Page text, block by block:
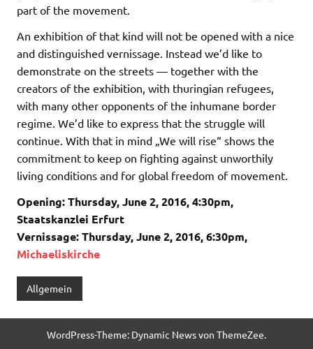
part of the movement.
An exhibition of that kind will not be opened with a nice
and distinguished vernissage. Instead we’d like to
demonstrate on the streets — together with the
creators of the exhibition, with thuringian refugees,
with many other opponents of the inhumane border
regime. We’d like to express that the struggle will
continue. With that in mind „We will rise“ shows the
commitment to keep on fighting against unworthily
living conditions and for global freedom of movement.
Opening: Thursday, June 2, 2016, 4:30pm,
Staatskanzlei Erfurt
Vernissage: Thursday, June 2, 2016, 6:30pm,
Michaeliskirche
Allgemein
WordPress-Theme: Dynamic News von ThemeZee.